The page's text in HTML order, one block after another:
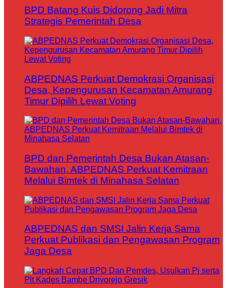
BPD Batang Kuis Didorong Jadi Mitra
Strategis Pemerintah Desa
ABPEDNAS Perkuat Demokrasi Organisasi
Desa, Kepengurusan Kecamatan Amurang
Timur Dipilih Lewat Voting
BPD dan Pemerintah Desa Bukan Atasan-
Bawahan, ABPEDNAS Perkuat Kemitraan
Melalui Bimtek di Minahasa Selatan
ABPEDNAS dan SMSI Jalin Kerja Sama
Perkuat Publikasi dan Pengawasan Program
Jaga Desa